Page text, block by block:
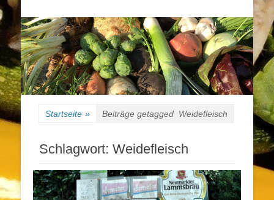
Startseite » Beiträge getagged Weidefleisch
Schlagwort: Weidefleisch